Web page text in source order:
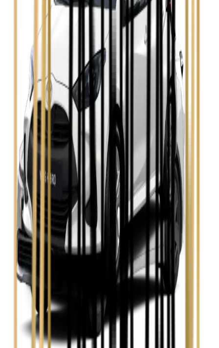
Opel Insignia
Seat Leon
Skoda Fabia
Zobacz
Skoda Kamiq
Zobacz
Skoda Octavia
Zobacz
Toyota Avensis
Zobacz
Toyota Camry
Zobacz
Toyota Corolla
Toyota Prius